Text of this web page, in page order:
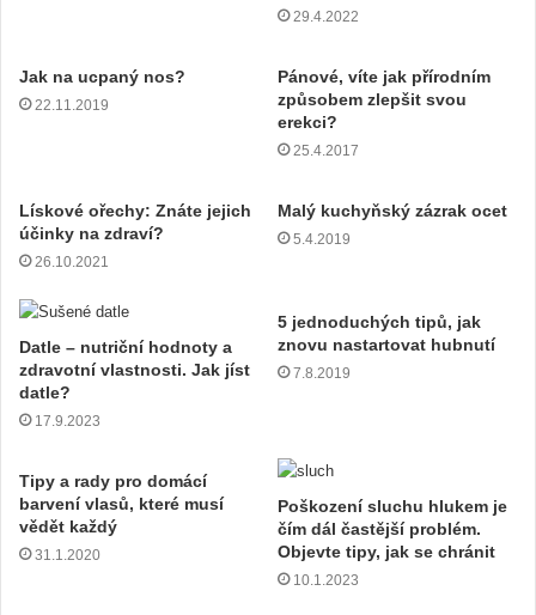
i
l
u
a
d
e
29.4.2022
Jak na ucpaný nos?
22.11.2019
Pánové, víte jak přírodním
způsobem zlepšit svou
erekci?
25.4.2017
Lískové ořechy: Znáte jejich
účinky na zdraví?
26.10.2021
Malý kuchyňský zázrak ocet
5.4.2019
Datle – nutriční hodnoty a
zdravotní vlastnosti. Jak jíst
datle?
17.9.2023
5 jednoduchých tipů, jak
znovu nastartovat hubnutí
7.8.2019
Tipy a rady pro domácí
barvení vlasů, které musí
vědět každý
31.1.2020
Poškození sluchu hlukem je
čím dál častější problém.
Objevte tipy, jak se chránit
10.1.2023